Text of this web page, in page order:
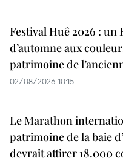
Festival Huê 2026 : un
d’automne aux
patrimoine de
02/08/2026 10:15
Le Marathon
patrimoine de la baie
devrait attirer 18.000